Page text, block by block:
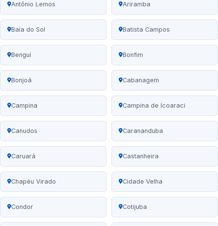
Antônio Lemos Ariramba
Baía do Sol Batista Campos
Benguí Bonfim
Bonjoá Cabanagem
Campina Campina de Icoaraci
Canudos Carananduba
Caruará Castanheira
Chapéu Virado Cidade Velha
Condor Cotijuba